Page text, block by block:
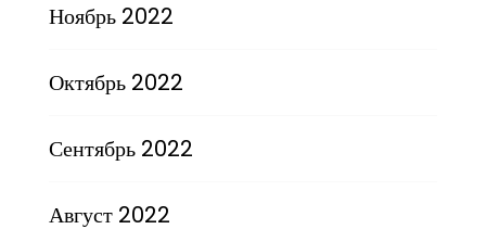
Ноябрь 2022
Октябрь 2022
Сентябрь 2022
Август 2022